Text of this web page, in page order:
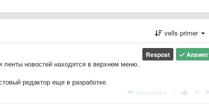
vells primer
Answer
Respost
новостей находятся в верхнем меню.
редактор еще в разработке.
Respondre